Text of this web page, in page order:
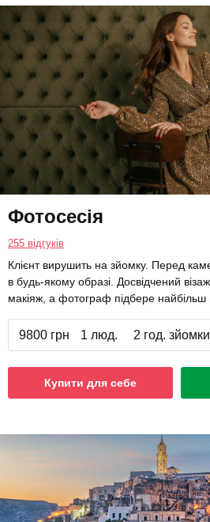
Фотосесія
255 відгуків
Клієнт вирушить на зйомку. Перед
в будь-якому образі. Досвідчений
макіяж, а фотограф підбере найбільш
9800 грн 1 люд. 2 год.
Купити для себе